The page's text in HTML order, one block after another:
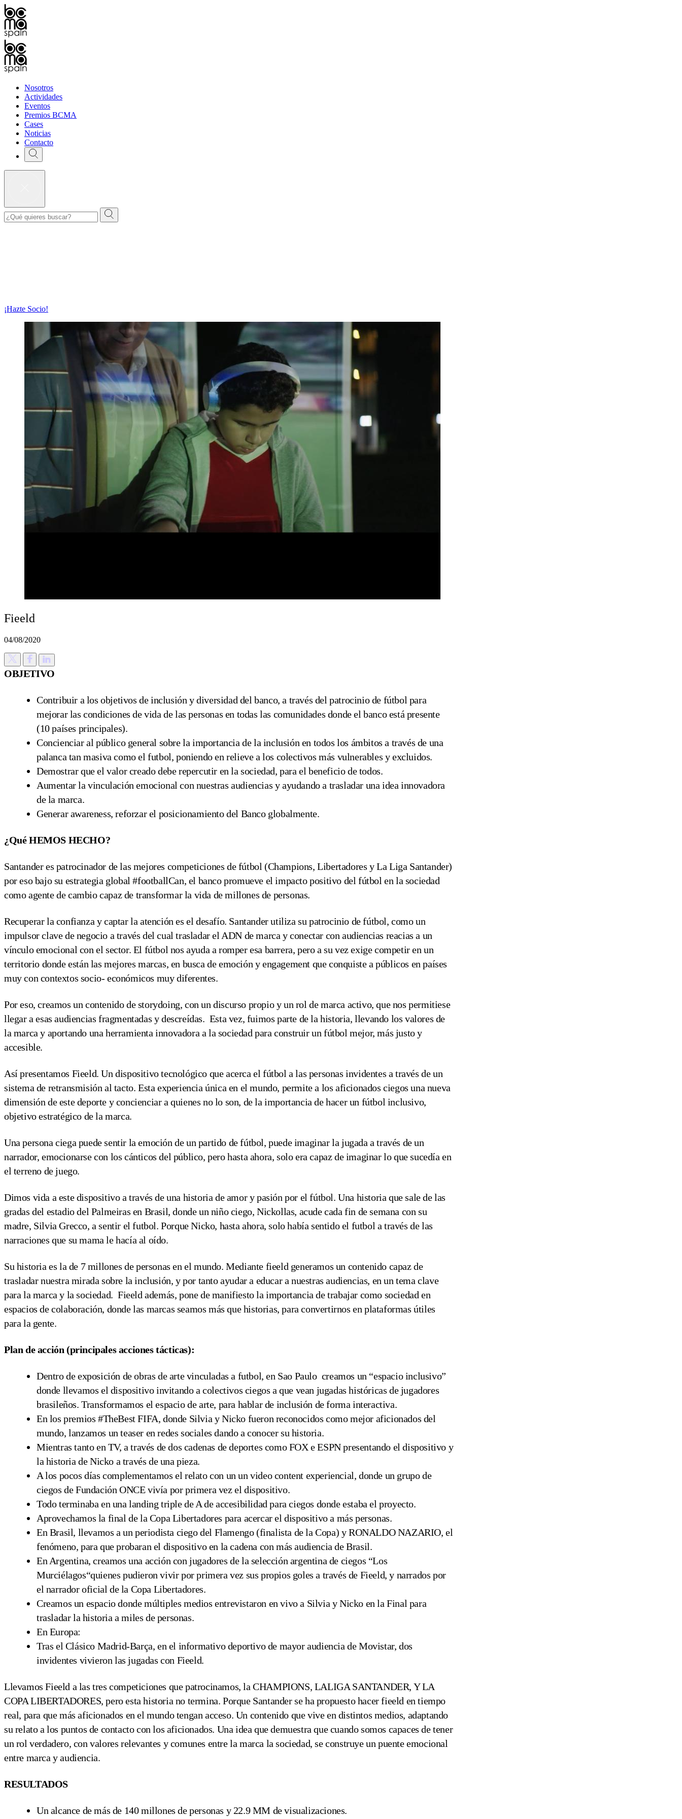
Nosotros
Actividades
Eventos
Premios BCMA
Cases
Noticias
Contacto
¡Hazte Socio!
Fieeld
04/08/2020
OBJETIVO
Contribuir a los objetivos de inclusión y diversidad del banco, a través del patrocinio de fútbol para
mejorar las condiciones de vida de las personas en todas las comunidades donde el banco está presente
(10 países principales).
Concienciar al público general sobre la importancia de la inclusión en todos los ámbitos a través de una
palanca tan masiva como el futbol, poniendo en relieve a los colectivos más vulnerables y excluidos.
Demostrar que el valor creado debe repercutir en la sociedad, para el beneficio de todos.
Aumentar la vinculación emocional con nuestras audiencias y ayudando a trasladar una idea innovadora
de la marca.
Generar awareness, reforzar el posicionamiento del Banco globalmente.
¿Qué HEMOS HECHO?
Santander es patrocinador de las mejores competiciones de fútbol (Champions, Libertadores y La Liga Santander)
por eso bajo su estrategia global #footballCan, el banco promueve el impacto positivo del fútbol en la sociedad
como agente de cambio capaz de transformar la vida de millones de personas.
Recuperar la confianza y captar la atención es el desafío. Santander utiliza su patrocinio de fútbol, como un
impulsor clave de negocio a través del cual trasladar el ADN de marca y conectar con audiencias reacias a un
vínculo emocional con el sector. El fútbol nos ayuda a romper esa barrera, pero a su vez exige competir en un
territorio donde están las mejores marcas, en busca de emoción y engagement que conquiste a públicos en países
muy con contextos socio- económicos muy diferentes.
Por eso, creamos un contenido de storydoing, con un discurso propio y un rol de marca activo, que nos permitiese
llegar a esas audiencias fragmentadas y descreídas. Esta vez, fuimos parte de la historia, llevando los valores de
la marca y aportando una herramienta innovadora a la sociedad para construir un fútbol mejor, más justo y
accesible.
Así presentamos Fieeld. Un dispositivo tecnológico que acerca el fútbol a las personas invidentes a través de un
sistema de retransmisión al tacto. Esta experiencia única en el mundo, permite a los aficionados ciegos una nueva
dimensión de este deporte y concienciar a quienes no lo son, de la importancia de hacer un fútbol inclusivo,
objetivo estratégico de la marca.
Una persona ciega puede sentir la emoción de un partido de fútbol, puede imaginar la jugada a través de un
narrador, emocionarse con los cánticos del público, pero hasta ahora, solo era capaz de imaginar lo que sucedía en
el terreno de juego.
Dimos vida a este dispositivo a través de una historia de amor y pasión por el fútbol. Una historia que sale de las
gradas del estadio del Palmeiras en Brasil, donde un niño ciego, Nickollas, acude cada fin de semana con su
madre, Silvia Grecco, a sentir el futbol. Porque Nicko, hasta ahora, solo había sentido el futbol a través de las
narraciones que su mama le hacía al oído.
Su historia es la de 7 millones de personas en el mundo. Mediante fieeld generamos un contenido capaz de
trasladar nuestra mirada sobre la inclusión, y por tanto ayudar a educar a nuestras audiencias, en un tema clave
para la marca y la sociedad. Fieeld además, pone de manifiesto la importancia de trabajar como sociedad en
espacios de colaboración, donde las marcas seamos más que historias, para convertirnos en plataformas útiles
para la gente.
Plan de acción (principales acciones tácticas):
Dentro de exposición de obras de arte vinculadas a futbol, en Sao Paulo creamos un “espacio inclusivo”
donde llevamos el dispositivo invitando a colectivos ciegos a que vean jugadas históricas de jugadores
brasileños. Transformamos el espacio de arte, para hablar de inclusión de forma interactiva.
En los premios #TheBest FIFA, donde Silvia y Nicko fueron reconocidos como mejor aficionados del
mundo, lanzamos un teaser en redes sociales dando a conocer su historia.
Mientras tanto en TV, a través de dos cadenas de deportes como FOX e ESPN presentando el dispositivo y
la historia de Nicko a través de una pieza.
A los pocos días complementamos el relato con un un video content experiencial, donde un grupo de
ciegos de Fundación ONCE vivía por primera vez el dispositivo.
Todo terminaba en una landing triple de A de accesibilidad para ciegos donde estaba el proyecto.
Aprovechamos la final de la Copa Libertadores para acercar el dispositivo a más personas.
En Brasil, llevamos a un periodista ciego del Flamengo (finalista de la Copa) y RONALDO NAZARIO, el
fenómeno, para que probaran el dispositivo en la cadena con más audiencia de Brasil.
En Argentina, creamos una acción con jugadores de la selección argentina de ciegos “Los
Murciélagos“quienes pudieron vivir por primera vez sus propios goles a través de Fieeld, y narrados por
el narrador oficial de la Copa Libertadores.
Creamos un espacio donde múltiples medios entrevistaron en vivo a Silvia y Nicko en la Final para
trasladar la historia a miles de personas.
En Europa:
Tras el Clásico Madrid-Barça, en el informativo deportivo de mayor audiencia de Movistar, dos
invidentes vivieron las jugadas con Fieeld.
Llevamos Fieeld a las tres competiciones que patrocinamos, la CHAMPIONS, LALIGA SANTANDER, Y LA
COPA LIBERTADORES, pero esta historia no termina. Porque Santander se ha propuesto hacer fieeld en tiempo
real, para que más aficionados en el mundo tengan acceso. Un contenido que vive en distintos medios, adaptando
su relato a los puntos de contacto con los aficionados. Una idea que demuestra que cuando somos capaces de tener
un rol verdadero, con valores relevantes y comunes entre la marca la sociedad, se construye un puente emocional
entre marca y audiencia.
RESULTADOS
Un alcance de más de 140 millones de personas y 22.9 MM de visualizaciones.